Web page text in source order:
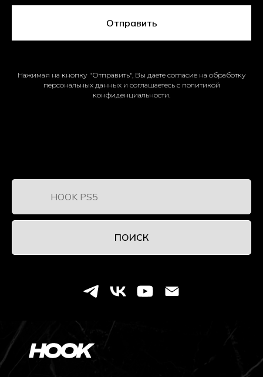
Отправить
Нажимая на кнопку "Отправить", Вы даете согласие на обработку
персональных данных и соглашаетесь c политикой
конфиденциальности
ПОИСК